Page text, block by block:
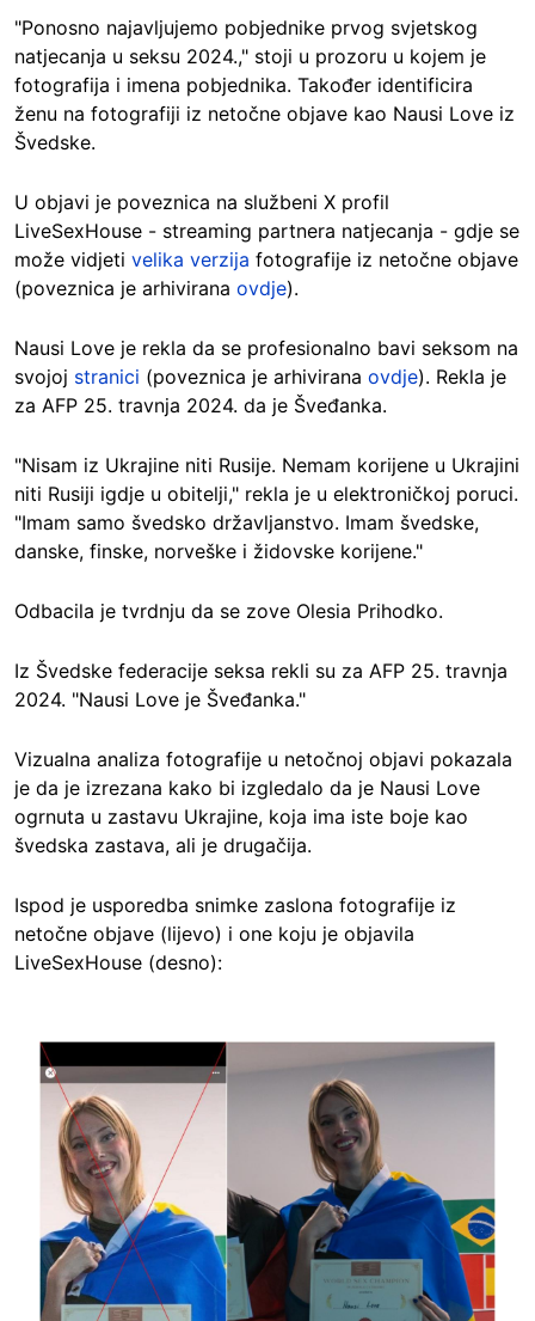
"Ponosno najavljujemo pobjednike prvog svjetskog
natjecanja u seksu 2024.," stoji u prozoru u kojem je
fotografija i imena pobjednika. Također identificira
ženu na fotografiji iz netočne objave kao Nausi Love iz
Švedske.
U objavi je poveznica na službeni X profil
LiveSexHouse - streaming partnera natjecanja - gdje se
može vidjeti velika verzija fotografije iz netočne objave
(poveznica je arhivirana ovdje).
Nausi Love je rekla da se profesionalno bavi seksom na
svojoj stranici (poveznica je arhivirana ovdje). Rekla je
za AFP 25. travnja 2024. da je Šveđanka.
"Nisam iz Ukrajine niti Rusije. Nemam korijene u Ukrajini
niti Rusiji igdje u obitelji," rekla je u elektroničkoj poruci.
"Imam samo švedsko državljanstvo. Imam švedske,
danske, finske, norveške i židovske korijene."
Odbacila je tvrdnju da se zove Olesia Prihodko.
Iz Švedske federacije seksa rekli su za AFP 25. travnja
2024. "Nausi Love je Šveđanka."
Vizualna analiza fotografije u netočnoj objavi pokazala
je da je izrezana kako bi izgledalo da je Nausi Love
ogrnuta u zastavu Ukrajine, koja ima iste boje kao
švedska zastava, ali je drugačija.
Ispod je usporedba snimke zaslona fotografije iz
netočne objave (lijevo) i one koju je objavila
LiveSexHouse (desno):
Image